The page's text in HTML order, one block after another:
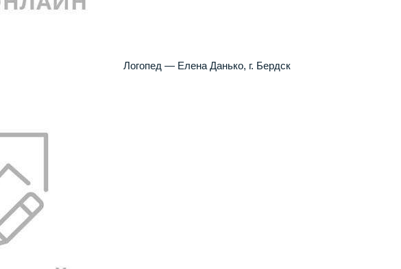
Логопед — Елена Данько, г. Бердск